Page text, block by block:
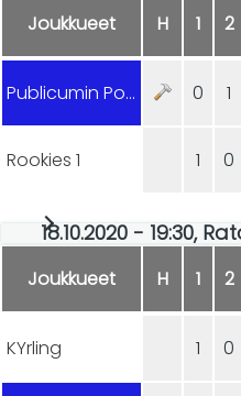
Joukkueet H 1 2
Publicumin Ponnistus 0 1
Rookies 1 1 0
18.10.2020 - 19:30,
Joukkueet H 1 2
KYrling 1 0